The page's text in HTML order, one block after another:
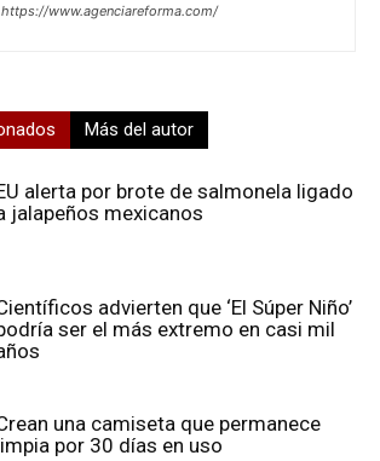
https://www.agenciareforma.com/
Más del autor
alerta por brote de salmonela ligado
jalapeños mexicanos
advierten que ‘El Súper Niño’
ser el más extremo en casi mil
una camiseta que permanece
por 30 días en uso